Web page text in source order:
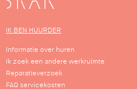
IK BEN HUURDER
Informatie over huren
Ik zoek een andere werkruimte
Reparatieverzoek
FAQ servicekosten